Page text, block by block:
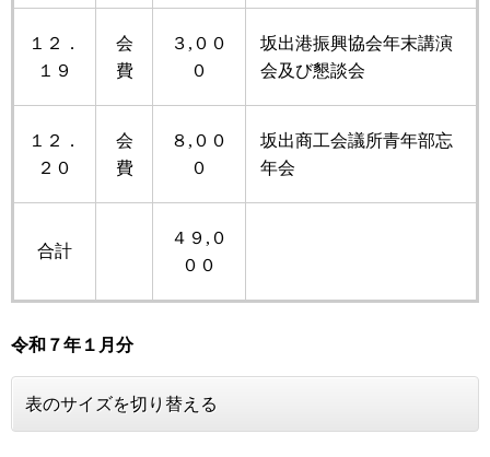
１２．
１９
会
費
３,００
０
坂出港振興協会年末講演
会及び懇談会
１２．
２０
会
費
８,００
０
坂出商工会議所青年部忘
年会
合計
４９,０
００
令和７年 １月分
表のサイズを切り替える